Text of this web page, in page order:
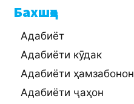
Бахшҳо
Адабиёт
Адабиёти кӯдак
Адабиёти ҳамзабонон
Адабиёти ҷаҳон